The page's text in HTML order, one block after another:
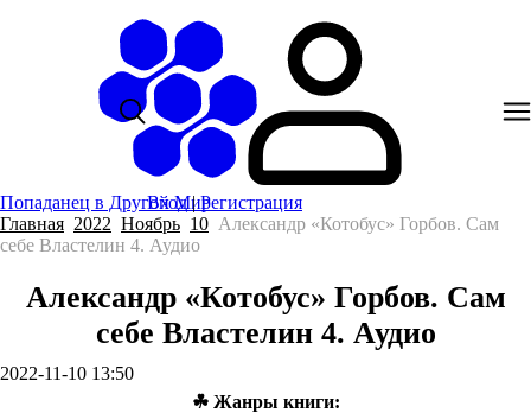
Попаданец в Другой Мир
Вход|Регистрация
Главная 2022 Ноябрь 10 Александр «Котобус» Горбов. Сам
себе Властелин 4. Аудио
Александр «Котобус» Горбов. Сам
себе Властелин 4. Аудио
2022-11-10 13:50
☘ Жанры книги: